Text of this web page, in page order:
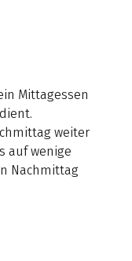
Mittagessen
weiter
auf wenige
Nachmittag